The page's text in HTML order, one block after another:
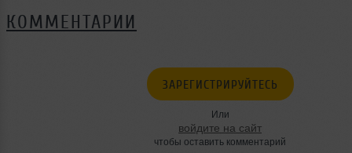
КОММЕНТАРИИ
ЗАРЕГИСТРИРУЙТЕСЬ
Или
войдите на сайт
чтобы оставить комментарий